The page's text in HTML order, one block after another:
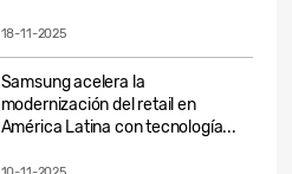
18-11-2025
Samsung acelera la
modernización del retail en
América Latina con tecnología...